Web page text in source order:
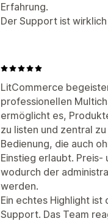
Erfahrung.
Der Support ist wirklich
LitCommerce
professionellen
ermöglicht es,
zu listen und zentral
Bedienung, die auch
Einstieg erlaubt.
wodurch der
werden.
Ein echtes Highlight
Support. Das Team